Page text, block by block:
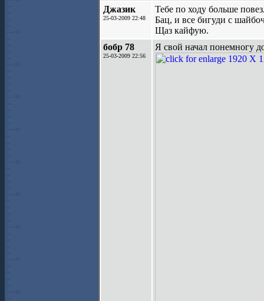
Джазик
25-03-2009 22:48
Тебе по ходу больше
Бац, и все бигуди с
Щаз кайфую.
бобр 78
25-03-2009 22:56
Я свой начал понемногу